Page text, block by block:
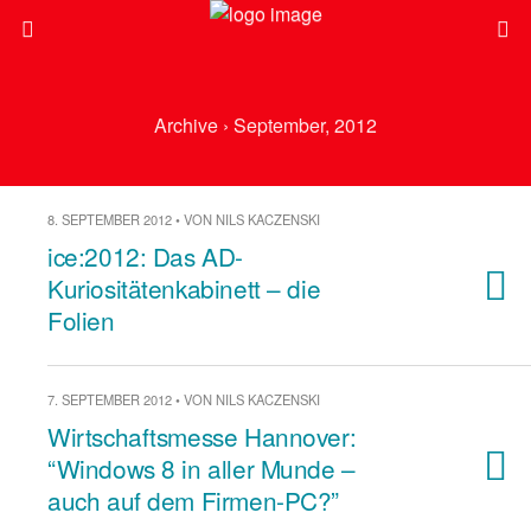
Archive › September, 2012
8. SEPTEMBER 2012 • VON NILS KACZENSKI
ice:2012: Das AD-
Kuriositätenkabinett – die
Folien
7. SEPTEMBER 2012 • VON NILS KACZENSKI
Wirtschaftsmesse Hannover:
“Windows 8 in aller Munde –
auch auf dem Firmen-PC?”